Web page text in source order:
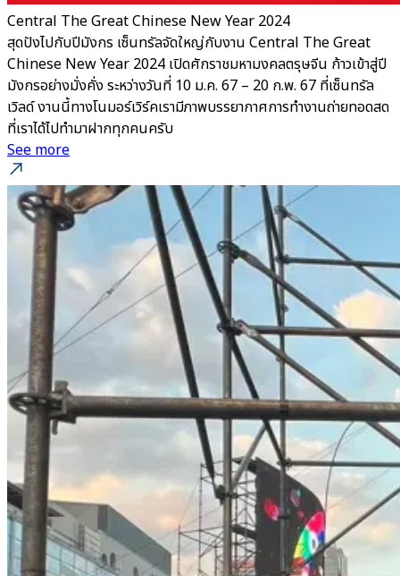
Central The Great Chinese New Year 2024
สุดปังไปกับปีมังกร เซ็นทรัลจัดใหญ่กับงาน Central The Great
Chinese New Year 2024 เปิดศักราชมหามงคลตรุษจีน ก้าวเข้าสู่ปี
มังกรอย่างมั่งคั่ง ระหว่างวันที่ 10 ม.ค. 67 – 20 ก.พ. 67 ที่เซ็นทรัล
เวิลด์ งานนี้ทางโนมอร์เวิร์คเรามีภาพบรรยากาศการทำงานถ่ายทอดสด
ที่เราได้ไปทำมาฝากทุกคนครับ
See more